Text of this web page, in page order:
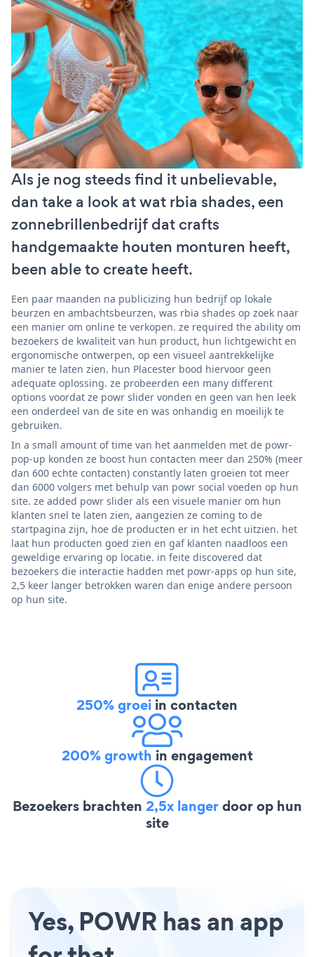
Als je nog steeds find it unbelievable,
dan take a look at wat rbia shades, een
zonnebrillenbedrijf dat crafts
handgemaakte houten monturen heeft,
been able to create heeft.
Een paar maanden na publicizing hun bedrijf op lokale
beurzen en ambachtsbeurzen, was rbia shades op zoek naar
een manier om online te verkopen. ze required the ability om
bezoekers de kwaliteit van hun product, hun lichtgewicht en
ergonomische ontwerpen, op een visueel aantrekkelijke
manier te laten zien. hun Placester bood hiervoor geen
adequate oplossing. ze probeerden een many different
options voordat ze powr slider vonden en geen van hen leek
een onderdeel van de site en was onhandig en moeilijk te
gebruiken.
In a small amount of time van het aanmelden met de powr-
pop-up konden ze boost hun contacten meer dan 250% (meer
dan 600 echte contacten) constantly laten groeien tot meer
dan 6000 volgers met behulp van powr social voeden op hun
site. ze added powr slider als een visuele manier om hun
klanten snel te laten zien, aangezien ze coming to de
startpagina zijn, hoe de producten er in het echt uitzien. het
laat hun producten goed zien en gaf klanten naadloos een
geweldige ervaring op locatie. in feite discovered dat
bezoekers die interactie hadden met powr-apps op hun site,
2,5 keer langer betrokken waren dan enige andere persoon
op hun site.
250% groei in contacten
200% growth in engagement
Bezoekers brachten 2,5x langerdoor op hun
site
Yes, POWR has an app